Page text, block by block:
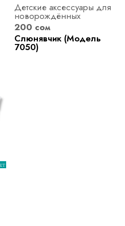
Детские аксессуары для
новорождённых
200 сом
Слюнявчик (Модель
7050)